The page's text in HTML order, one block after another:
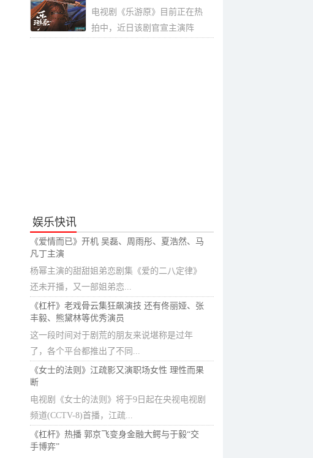
电视剧《乐游原》目前正在热
拍中，近日该剧官宣主演阵
娱乐快讯
《爱情而已》开机 吴磊、周雨彤、夏浩然、马
凡丁主演
杨幂主演的甜甜姐弟恋剧集《爱的二八定律》
还未开播，又一部姐弟恋...
《杠杆》老戏骨云集狂飙演技 还有佟丽娅、张
丰毅、熊黛林等优秀演员
这一段时间对于剧荒的朋友来说堪称是过年
了，各个平台都推出了不同...
《女士的法则》江疏影又演职场女性 理性而果
断
电视剧《女士的法则》将于9日起在央视电视剧
频道(CCTV-8)首播，江疏...
《杠杆》热播 郭京飞变身金融大鳄与于毅“交
手博弈”